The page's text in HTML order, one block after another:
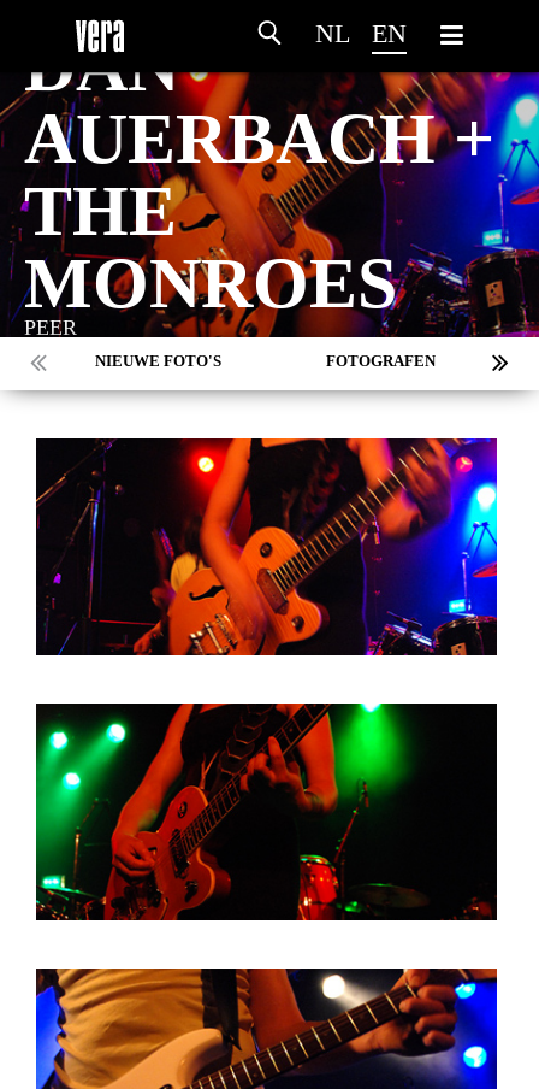
NL EN
SATURDAY 23 MAY - 2009
DAN
AUERBACH +
THE
MONROES
PEER
NIEUWE FOTO'S FOTOGRAFEN
MARC DE KROSSE
PEER
MISCHA VEENEMA
JEROEN DEKKER
BOB DE VRIES
RICHARD POSTMA
SASKIA LUDDEN
ANNA HIEP
MARTSEN HUT
ARSEN TSKHAY
ERYN BOSMA
ESTHER
ELINE KAMMINGA
KAREN SAAMAN
ARNOUD HEIKENS